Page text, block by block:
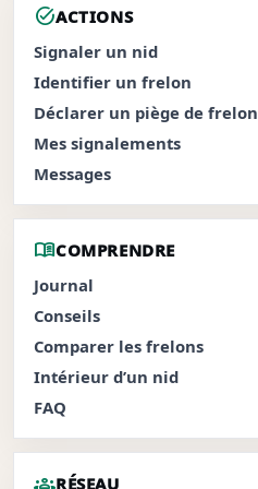
task_altACTIONS
Signaler un nid
Identifier un frelon
Déclarer un piège de frelon
Mes signalements
Messages
menu_bookCOMPRENDRE
Journal
Conseils
Comparer les frelons
Intérieur d’un nid
FAQ
groupsRÉSEAU